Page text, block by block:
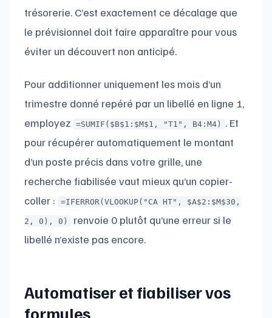
trésorerie. C’est exactement ce décalage que
le prévisionnel doit faire apparaître pour vous
éviter un découvert non anticipé.
Pour additionner uniquement les mois d’un
trimestre donné repéré par un libellé en ligne 1,
employez
=SUMIF($B$1:$M$1, "T1", B4:M4)
. Et
pour récupérer automatiquement le montant
d’un poste précis dans votre grille, une
recherche fiabilisée vaut mieux qu’un copier-
coller :
=IFERROR(VLOOKUP("CA HT", $A$2:$M$30,
2, 0), 0)
renvoie 0 plutôt qu’une erreur si le
libellé n’existe pas encore.
Automatiser et fiabiliser vos
formules